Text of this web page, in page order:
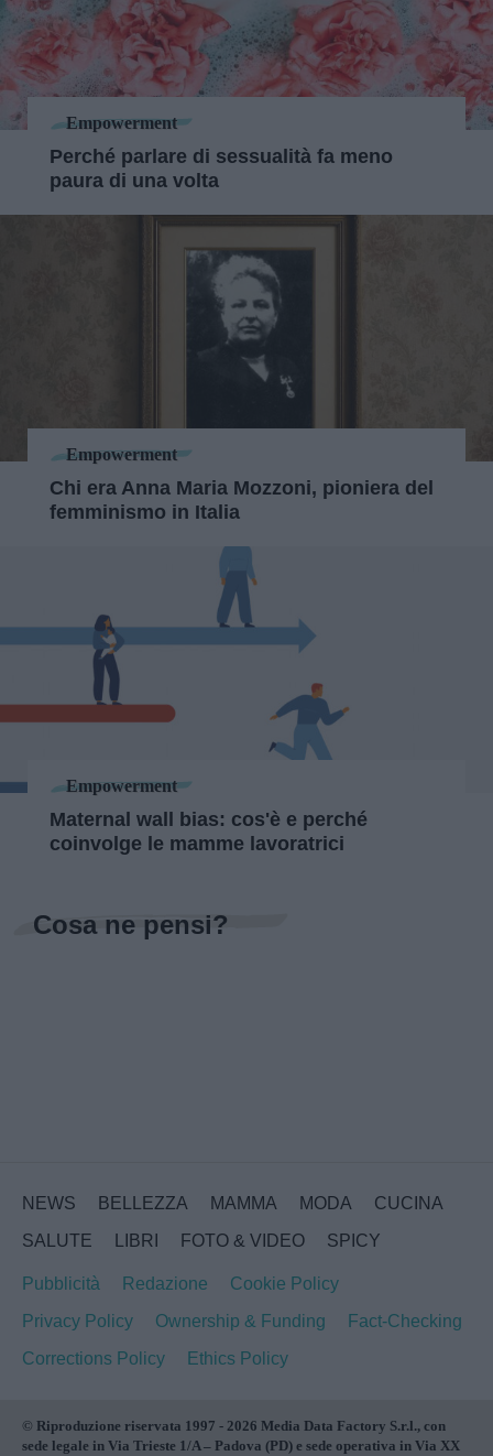
Empowerment
Perché parlare di sessualità fa meno
paura di una volta
Empowerment
Chi era Anna Maria Mozzoni, pioniera del
femminismo in Italia
Empowerment
Maternal wall bias: cos'è e perché
coinvolge le mamme lavoratrici
Cosa ne pensi?
NEWS BELLEZZA MAMMA MODA
CUCINA
SALUTE
LIBRI FOTO & VIDEO SPICY
Pubblicità Redazione
Cookie Policy
Privacy Policy
Ownership & Funding
Fact-Checking
Corrections Policy
Ethics Policy
© Riproduzione riservata 1997 - 2026 Media Data Factory S.r.l., con
sede legale in Via Trieste 1/A – Padova (PD) e sede operativa in Via XX